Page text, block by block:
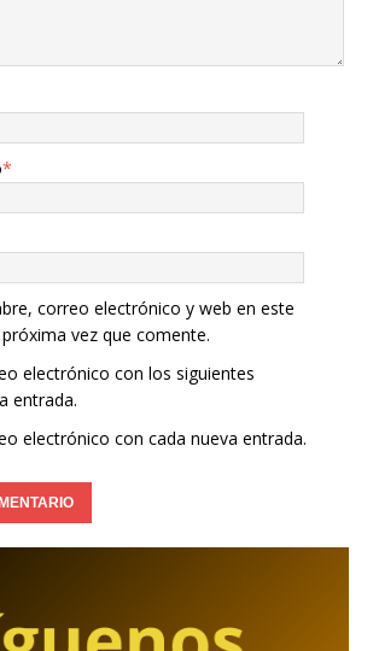
*
correo electrónico y web en este
vez que comente.
electrónico con los siguientes
entrada.
electrónico con cada nueva entrada.